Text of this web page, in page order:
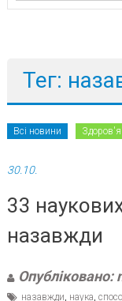
Тег:
Всі новини Здоров'я
30.10.
33
назавжди
Опубліковано:
назавжди, наука,